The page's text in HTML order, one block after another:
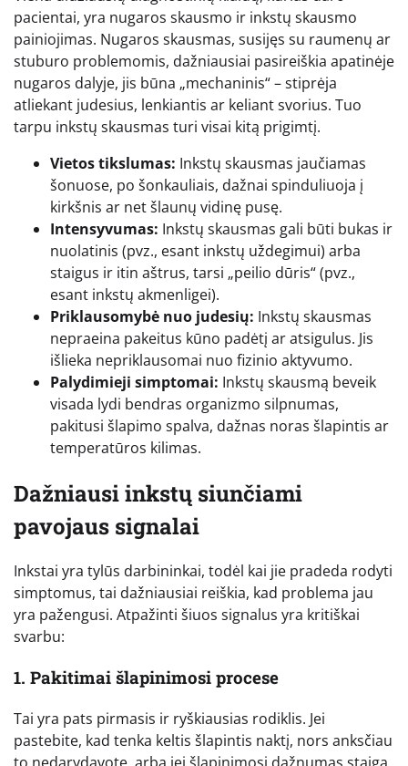
pacientai, yra nugaros skausmo ir inkstų skausmo
painiojimas. Nugaros skausmas, susijęs su raumenų ar
stuburo problemomis, dažniausiai pasireiškia apatinėje
nugaros dalyje, jis būna „mechaninis“ – stiprėja
atliekant judesius, lenkiantis ar keliant svorius. Tuo
tarpu inkstų skausmas turi visai kitą prigimtį.
Vietos tikslumas: Inkstų skausmas jaučiamas
šonuose, po šonkauliais, dažnai spinduliuoja į
kirkšnis ar net šlaunų vidinę pusę.
Intensyvumas: Inkstų skausmas gali būti bukas ir
nuolatinis (pvz., esant inkstų uždegimui) arba
staigus ir itin aštrus, tarsi „peilio dūris“ (pvz.,
esant inkstų akmenligei).
Priklausomybė nuo judesių: Inkstų skausmas
nepraeina pakeitus kūno padėtį ar atsigulus. Jis
išlieka nepriklausomai nuo fizinio aktyvumo.
Palydimieji simptomai: Inkstų skausmą beveik
visada lydi bendras organizmo silpnumas,
pakitusi šlapimo spalva, dažnas noras šlapintis ar
temperatūros kilimas.
Dažniausi inkstų siunčiami
pavojaus signalai
Inkstai yra tylūs darbininkai, todėl kai jie pradeda rodyti
simptomus, tai dažniausiai reiškia, kad problema jau
yra pažengusi. Atpažinti šiuos signalus yra kritiškai
svarbu:
1. Pakitimai šlapinimosi procese
Tai yra pats pirmasis ir ryškiausias rodiklis. Jei
pastebite, kad tenka keltis šlapintis naktį, nors anksčiau